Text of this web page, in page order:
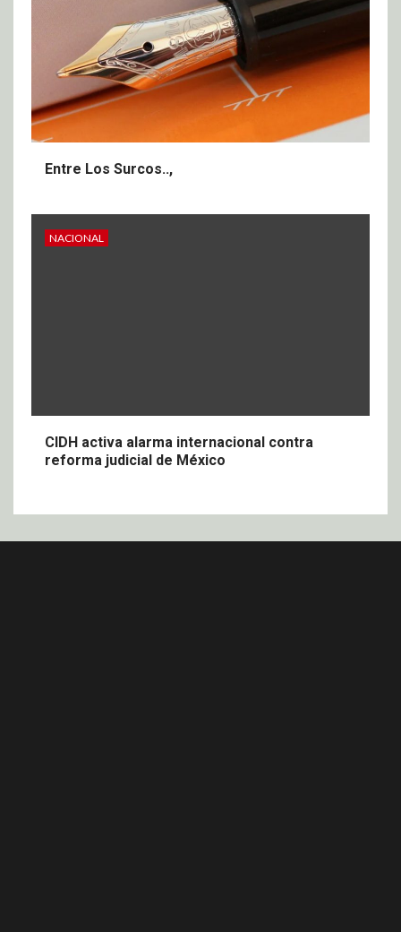
Entre Los Surcos..,
NACIONAL
CIDH activa alarma internacional contra
reforma judicial de México